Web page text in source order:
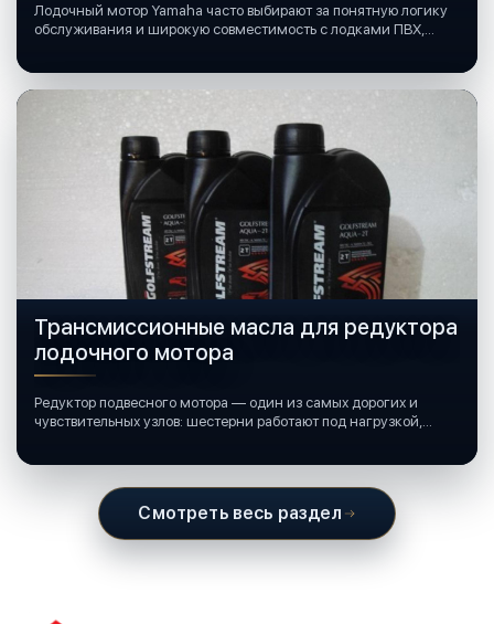
Лодочный мотор Yamaha часто выбирают за понятную логику
обслуживания и широкую совместимость с лодками ПВХ,
Трансмиссионные масла для редуктора
лодочного мотора
Редуктор подвесного мотора — один из самых дорогих и
чувствительных узлов: шестерни работают под нагрузкой,
Смотреть весь раздел